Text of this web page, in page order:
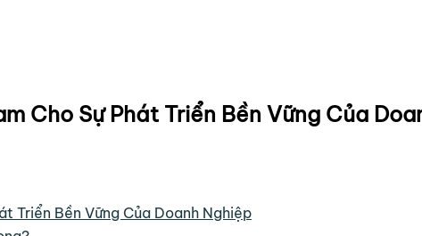
Cho Sự Phát Triển Bền Vững Của
Triển Bền Vững Của Doanh Nghiệp